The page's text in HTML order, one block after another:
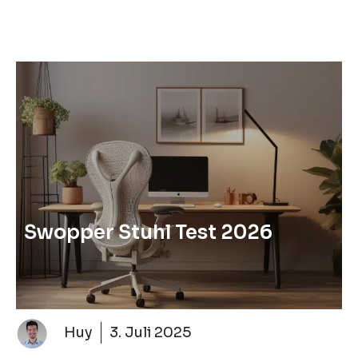
Swopper Stuhl Test 2026
Huy 3. Juli 2025